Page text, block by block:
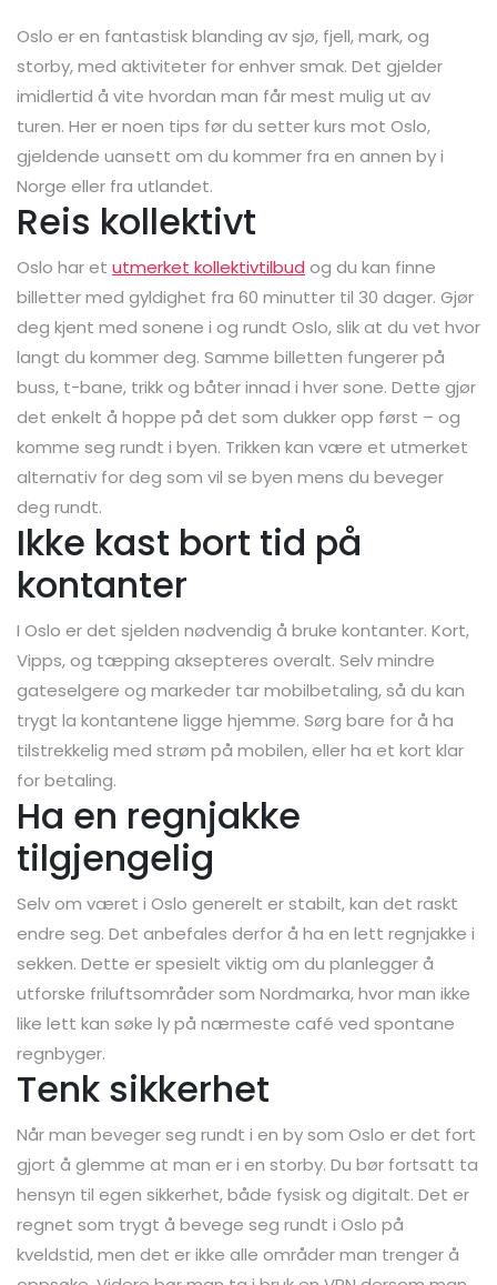
Oslo er en fantastisk blanding av sjø, fjell, mark, og
storby, med aktiviteter for enhver smak. Det gjelder
imidlertid å vite hvordan man får mest mulig ut av
turen. Her er noen tips før du setter kurs mot Oslo,
gjeldende uansett om du kommer fra en annen by i
Norge eller fra utlandet.
Reis kollektivt
Oslo har et utmerket kollektivtilbud og du kan finne
billetter med gyldighet fra 60 minutter til 30 dager. Gjør
deg kjent med sonene i og rundt Oslo, slik at du vet hvor
langt du kommer deg. Samme billetten fungerer på
buss, t-bane, trikk og båter innad i hver sone. Dette gjør
det enkelt å hoppe på det som dukker opp først – og
komme seg rundt i byen. Trikken kan være et utmerket
alternativ for deg som vil se byen mens du beveger
deg rundt.
Ikke kast bort tid på
kontanter
I Oslo er det sjelden nødvendig å bruke kontanter. Kort,
Vipps, og tæpping aksepteres overalt. Selv mindre
gateselgere og markeder tar mobilbetaling, så du kan
trygt la kontantene ligge hjemme. Sørg bare for å ha
tilstrekkelig med strøm på mobilen, eller ha et kort klar
for betaling.
Ha en regnjakke
tilgjengelig
Selv om været i Oslo generelt er stabilt, kan det raskt
endre seg. Det anbefales derfor å ha en lett regnjakke i
sekken. Dette er spesielt viktig om du planlegger å
utforske friluftsområder som Nordmarka, hvor man ikke
like lett kan søke ly på nærmeste café ved spontane
regnbyger.
Tenk sikkerhet
Når man beveger seg rundt i en by som Oslo er det fort
gjort å glemme at man er i en storby. Du bør fortsatt ta
hensyn til egen sikkerhet, både fysisk og digitalt. Det er
regnet som trygt å bevege seg rundt i Oslo på
kveldstid, men det er ikke alle områder man trenger å